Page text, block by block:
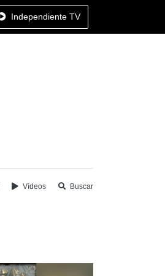
Independiente TV
Vídeos Buscar